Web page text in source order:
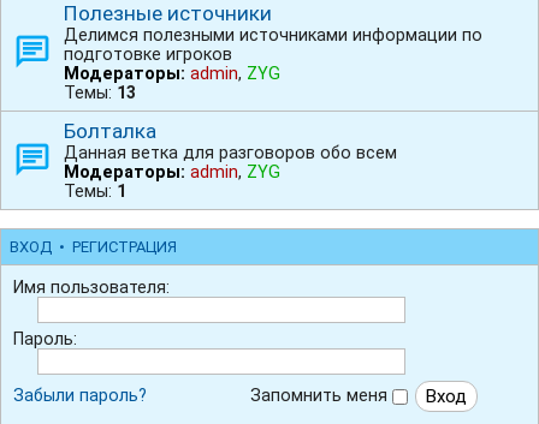
Полезные источники
Делимся полезными источниками информации по
подготовке игроков
Модераторы: admin, ZYG
Темы: 13
Болталка
Данная ветка для разговоров обо всем
Модераторы: admin, ZYG
Темы: 1
ВХОД • РЕГИСТРАЦИЯ
Имя пользователя:
Пароль:
Забыли пароль? Запомнить меня